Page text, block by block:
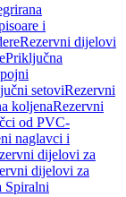
i
Rezervni dijelovi
Priključna
setoviRezervni
koljenaRezervni
od PVC-
naglavci i
dijelovi za
dijelovi za
Spiralni